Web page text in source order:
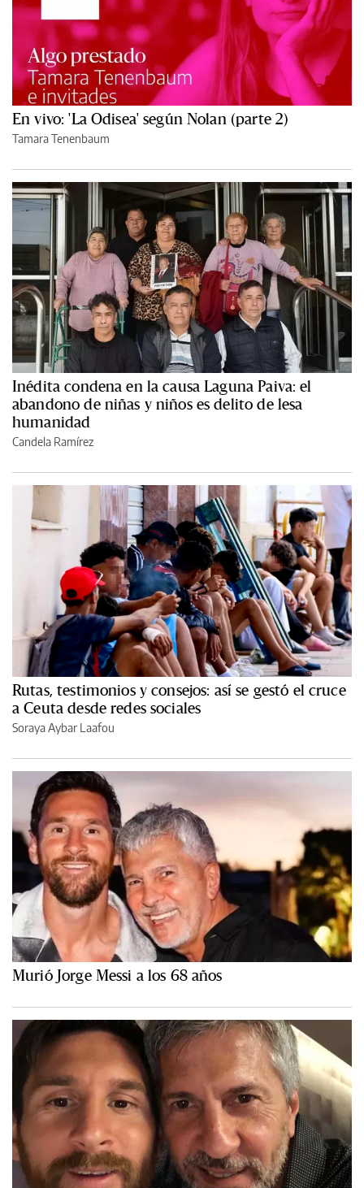
En vivo: 'La Odisea' según Nolan (parte 2)
Tamara Tenenbaum
Inédita condena en la causa Laguna Paiva: el
abandono de niñas y niños es delito de lesa
humanidad
Candela Ramírez
Rutas, testimonios y consejos: así se gestó el cruce
a Ceuta desde redes sociales
Soraya Aybar Laafou
Murió Jorge Messi a los 68 años